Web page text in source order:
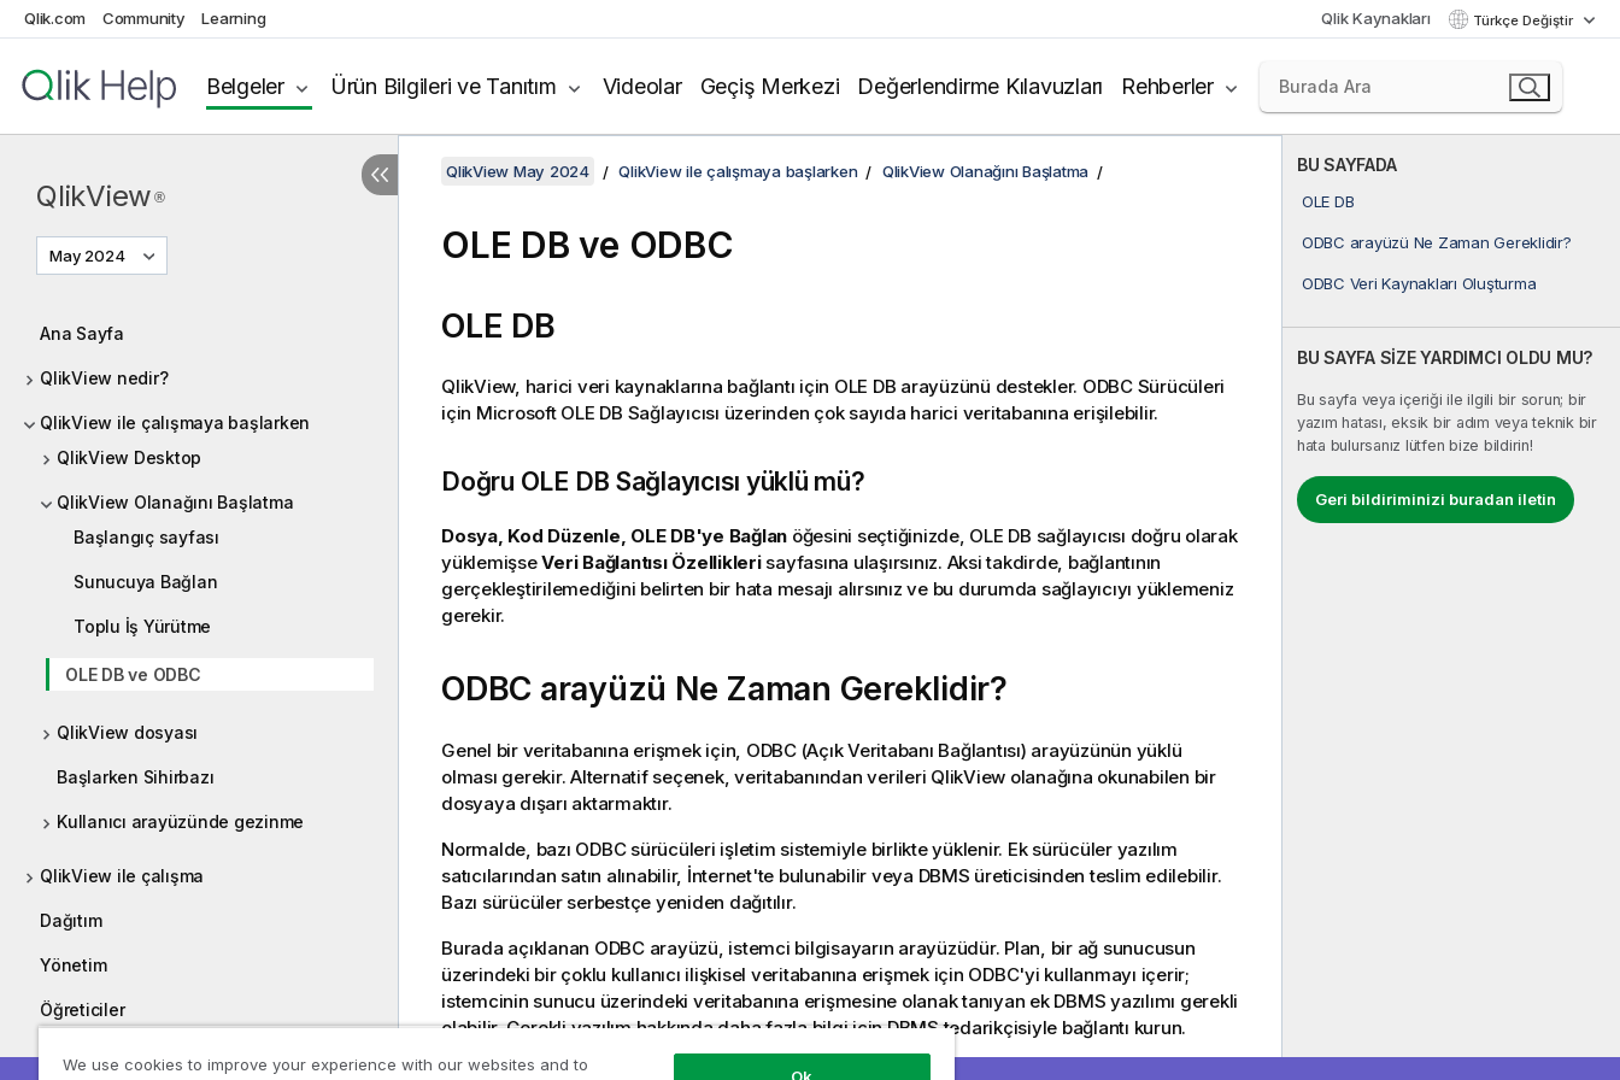
Qlik.com Community Learning Qlik Kaynakları Türkçe Değiştir
Belgeler Ürün Bilgileri ve Tanıtım Videolar Geçiş Merkezi Değerlendirme Kılavuzları Rehberler
QlikView ®
May 2024
Ana Sayfa
QlikView nedir?
QlikView ile çalışmaya başlarken
QlikView Desktop
QlikView Olanağını Başlatma
Başlangıç sayfası
Sunucuya Bağlan
Toplu İş Yürütme
OLE DB ve ODBC
QlikView dosyası
Başlarken Sihirbazı
Kullanıcı arayüzünde gezinme
QlikView ile çalışma
Dağıtım
Yönetim
Öğreticiler
BU SAYFADA
OLE DB
ODBC arayüzü Ne Zaman Gereklidir?
ODBC Veri Kaynakları Oluşturma
BU SAYFA SİZE YARDIMCI OLDU MU?
Bu sayfa veya içeriği ile ilgili bir sorun; bir
yazım hatası, eksik bir adım veya teknik bir
hata bulursanız lütfen bize bildirin!
Geri bildiriminizi buradan iletin
QlikView May 2024 QlikView ile çalışmaya başlarken QlikView Olanağını Başlatma
OLE DB ve ODBC
OLE DB
QlikView, harici veri kaynaklarına bağlantı için OLE DB arayüzünü destekler. ODBC Sürücüleri
için Microsoft OLE DB Sağlayıcısı üzerinden çok sayıda harici veritabanına erişilebilir.
Doğru OLE DB Sağlayıcısı yüklü mü?
Dosya, Kod Düzenle, OLE DB'ye Bağlan öğesini seçtiğinizde, OLE DB sağlayıcısı doğru olarak
yüklemişseVeri Bağlantısı Özelliklerisayfasına ulaşırsınız. Aksi takdirde, bağlantının
gerçekleştirilemediğini belirten bir hata mesajı alırsınız ve bu durumda sağlayıcıyı yüklemeniz
gerekir.
ODBC arayüzü Ne Zaman Gereklidir?
Genel bir veritabanına erişmek için, ODBC (Açık Veritabanı Bağlantısı) arayüzünün yüklü
olması gerekir. Alternatif seçenek, veritabanından verileri QlikView olanağına okunabilen bir
dosyaya dışarı aktarmaktır.
Normalde, bazı ODBC sürücüleri işletim sistemiyle birlikte yüklenir. Ek sürücüler yazılım
satıcılarından satın alınabilir, İnternet'te bulunabilir veya DBMS üreticisinden teslim edilebilir.
Bazı sürücüler serbestçe yeniden dağıtılır.
Burada açıklanan ODBC arayüzü, istemci bilgisayarın arayüzüdür. Plan, bir ağ sunucusun
üzerindeki bir çoklu kullanıcı ilişkisel veritabanına erişmek için ODBC'yi kullanmayı içerir;
istemcinin sunucu üzerindeki veritabanına erişmesine olanak tanıyan ek DBMS yazılımı gerekli
olabilir. Gerekli yazılım hakkında daha fazla bilgi için DBMS tedarikçisiyle bağlantı kurun.
QlikView, 32 bit ve 64 bit ODBC sürücüleriyle çalışır.
We use cookies to improve your experience with our websites and to